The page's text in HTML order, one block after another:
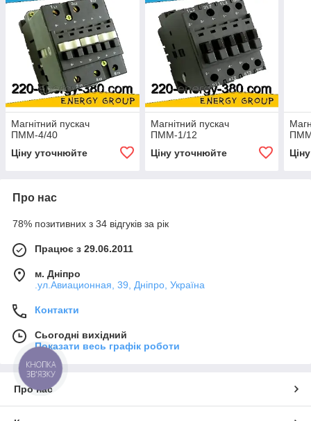
Магнітний пускач
ПММ-4/40
Ціну уточнюйте
Магнітний пускач
ПММ-1/12
Ціну уточнюйте
Про нас
78% позитивних з 34 відгуків за рік
Працює з 29.06.2011
м. Дніпро
.ул.Авиационная, 39, Дніпро, Україна
Контакти
Сьогодні вихідний
Показати весь графік роботи
Про нас
КНОПКА
ЗВ'ЯЗКУ